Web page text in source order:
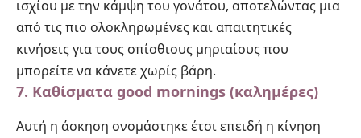
ισχίου με την κάμψη του γονάτου, αποτελώντας μια
από τις πιο ολοκληρωμένες και απαιτητικές
κινήσεις για τους οπίσθιους μηριαίους που
μπορείτε να κάνετε χωρίς βάρη.
7. Καθίσματα good mornings (καλημέρες)
Αυτή η άσκηση ονομάστηκε έτσι επειδή η κίνηση